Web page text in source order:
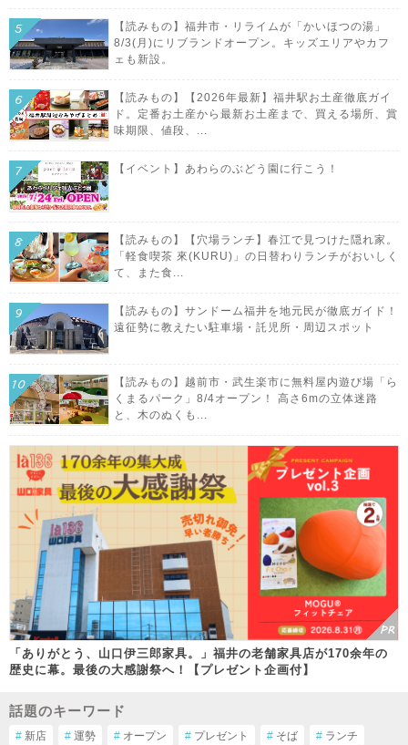
【読みもの】福井市・リライムが「かいほつの湯」
8/3(月)にリブランドオープン。キッズエリアやカフ
ェも新設。
【読みもの】【2026年最新】福井駅お土産徹底ガイ
ド。定番お土産から最新お土産まで、買える場所、賞
味期限、値段、...
【イベント】あわらのぶどう園に行こう！
【読みもの】【穴場ランチ】春江で見つけた隠れ家。
「軽食喫茶 來(KURU)」の日替わりランチがおいしく
て、また食...
【読みもの】サンドーム福井を地元民が徹底ガイド！
遠征勢に教えたい駐車場・託児所・周辺スポット
【読みもの】越前市・武生楽市に無料屋内遊び場「ら
くまるパーク」8/4オープン！ 高さ6mの立体迷路
と、木のぬくも...
「ありがとう、山口伊三郎家具。」福井の老舗家具店が170余年の
歴史に幕。最後の大感謝祭へ！【プレゼント企画付】
話題のキーワード
# 新店 # 運勢 # オープン # プレゼント # そば # ランチ